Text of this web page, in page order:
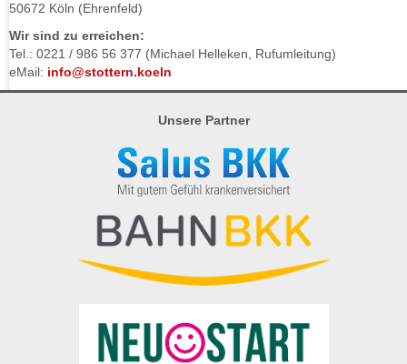
50672 Köln (Ehrenfeld)
Wir sind zu erreichen:
Tel.: 0221 / 986 56 377 (Michael Helleken, Rufumleitung)
eMail: info@stottern.koeln
Unsere Partner